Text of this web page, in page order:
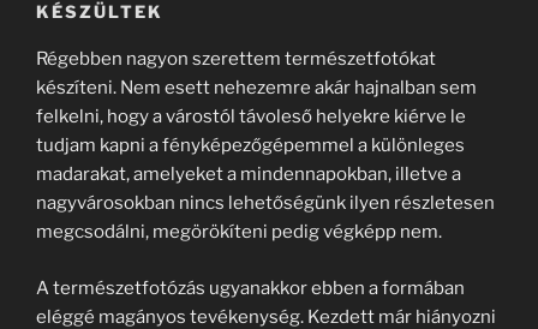
KÉSZÜLTEK
Régebben nagyon szerettem természetfotókat
készíteni. Nem esett nehezemre akár hajnalban sem
felkelni, hogy a várostól távoleső helyekre kiérve le
tudjam kapni a fényképezőgépemmel a különleges
madarakat, amelyeket a mindennapokban, illetve a
nagyvárosokban nincs lehetőségünk ilyen részletesen
megcsodálni, megörökíteni pedig végképp nem.
A természetfotózás ugyanakkor ebben a formában
eléggé magányos tevékenység. Kezdett már hiányozni